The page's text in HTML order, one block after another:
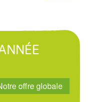
offre globale